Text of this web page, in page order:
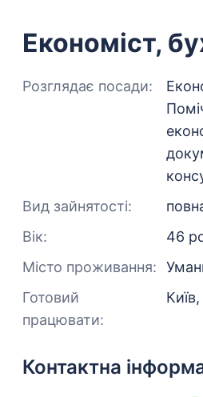
Економіст,
Розглядає посади:
Вид зайнятості:
Вік:
46
Місто проживання:
Готовий
працювати:
Контактна